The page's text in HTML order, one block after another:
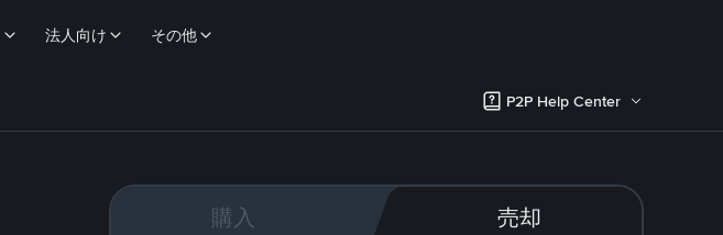
法人向け その他
P2P Help Center
購入 売却